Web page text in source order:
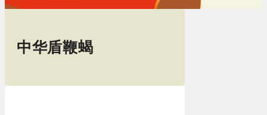
单
中华盾鞭蝎